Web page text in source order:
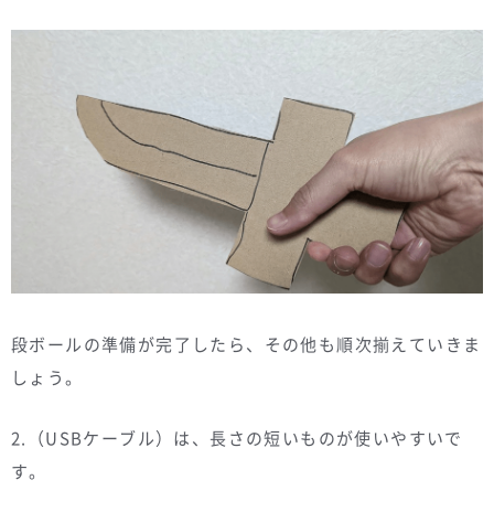
段ボールの準備が完了したら、その他も順次揃えていきま
しょう。
2.（USBケーブル）は、長さの短いものが使いやすいで
す。